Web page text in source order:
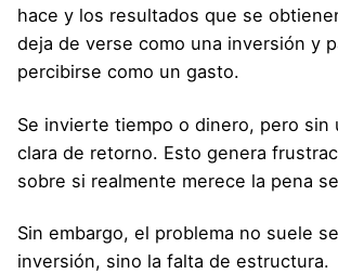
hace y los resultados que se
deja de verse como una inversión y
percibirse como un gasto.
Se invierte tiempo o dinero, pero sin
clara de retorno. Esto genera
sobre si realmente merece la pena
Sin embargo, el problema no suele
inversión, sino la falta de estructura.